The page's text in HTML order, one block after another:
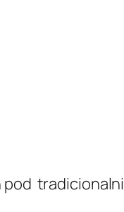
pod